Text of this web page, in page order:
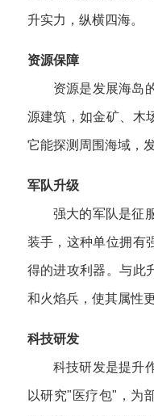
升实力，纵横四海。
资源保障
资源是发展海岛
源建筑，如金矿、木
它能探测周围海域，
军队升级
强大的军队是征
装手，这种单位拥有
得的进攻利器。与此
和火焰兵，使其属性
科技研发
科技研发是提升
以研究"医疗包"，为